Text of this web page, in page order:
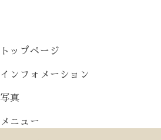
トップページ
インフォメーション
写真
メニュー